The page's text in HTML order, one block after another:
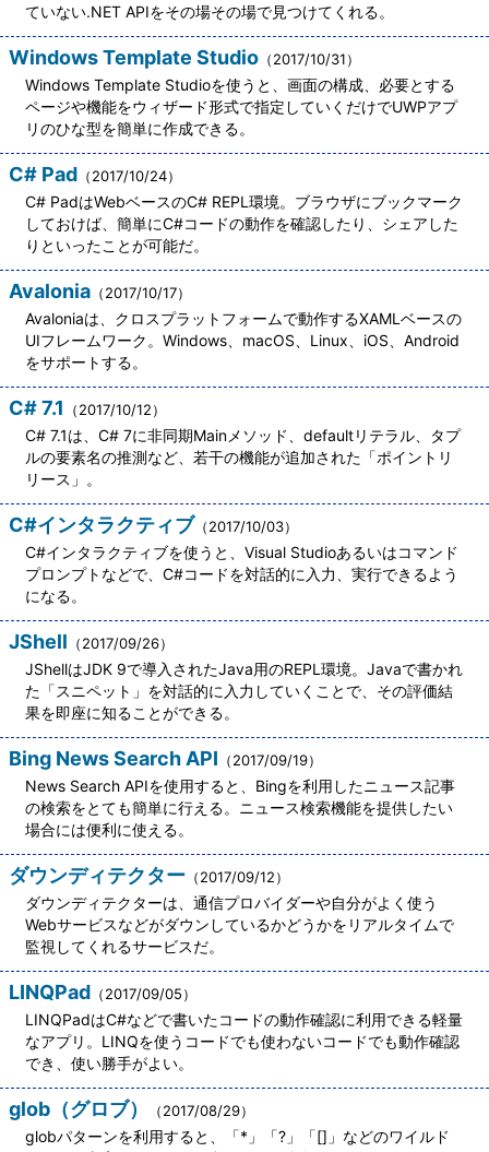
ていない.NET APIをその場その場で見つけてくれる。
Windows Template Studio （2017/10/31）
Windows Template Studioを使うと、画面の構成、必要とする
ページや機能をウィザード形式で指定していくだけでUWPアプ
リのひな型を簡単に作成できる。
C# Pad （2017/10/24）
C# PadはWebベースのC# REPL環境。ブラウザにブックマーク
しておけば、簡単にC#コードの動作を確認したり、シェアした
りといったことが可能だ。
Avalonia （2017/10/17）
Avaloniaは、クロスプラットフォームで動作するXAMLベースの
UIフレームワーク。Windows、macOS、Linux、iOS、Android
をサポートする。
C# 7.1 （2017/10/12）
C# 7.1は、C# 7に非同期Mainメソッド、defaultリテラル、タプ
ルの要素名の推測など、若干の機能が追加された「ポイントリ
リース」。
C#インタラクティブ （2017/10/03）
C#インタラクティブを使うと、Visual Studioあるいはコマンド
プロンプトなどで、C#コードを対話的に入力、実行できるよう
になる。
JShell （2017/09/26）
JShellはJDK 9で導入されたJava用のREPL環境。Javaで書かれ
た「スニペット」を対話的に入力していくことで、その評価結
果を即座に知ることができる。
Bing News Search API （2017/09/19）
News Search APIを使用すると、Bingを利用したニュース記事
の検索をとても簡単に行える。ニュース検索機能を提供したい
場合には便利に使える。
ダウンディテクター （2017/09/12）
ダウンディテクターは、通信プロバイダーや自分がよく使う
Webサービスなどがダウンしているかどうかをリアルタイムで
監視してくれるサービスだ。
LINQPad （2017/09/05）
LINQPadはC#などで書いたコードの動作確認に利用できる軽量
なアプリ。LINQを使うコードでも使わないコードでも動作確認
でき、使い勝手がよい。
glob（グロブ） （2017/08/29）
globパターンを利用すると、「*」「?」「[]」などのワイルド